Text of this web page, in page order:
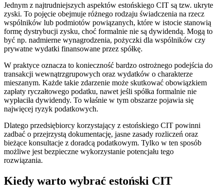
Jednym z najtrudniejszych aspektów estońskiego CIT są tzw. ukryte
zyski. To pojęcie obejmuje różnego rodzaju świadczenia na rzecz
wspólników lub podmiotów powiązanych, które w istocie stanowią
formę dystrybucji zysku, choć formalnie nie są dywidendą. Mogą to
być np. nadmierne wynagrodzenia, pożyczki dla wspólników czy
prywatne wydatki finansowane przez spółkę.
W praktyce oznacza to konieczność bardzo ostrożnego podejścia do
transakcji wewnątrzgrupowych oraz wydatków o charakterze
mieszanym. Każde takie zdarzenie może skutkować obowiązkiem
zapłaty ryczałtowego podatku, nawet jeśli spółka formalnie nie
wypłaciła dywidendy. To właśnie w tym obszarze pojawia się
najwięcej ryzyk podatkowych.
Dlatego przedsiębiorcy korzystający z estońskiego CIT powinni
zadbać o przejrzystą dokumentację, jasne zasady rozliczeń oraz
bieżące konsultacje z doradcą podatkowym. Tylko w ten sposób
możliwe jest bezpieczne wykorzystanie potencjału tego
rozwiązania.
Kiedy warto wybrać estoński CIT